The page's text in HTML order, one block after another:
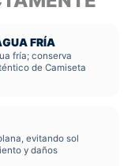
FRÍA
fría; conserva
de Camiseta
evitando sol
y daños